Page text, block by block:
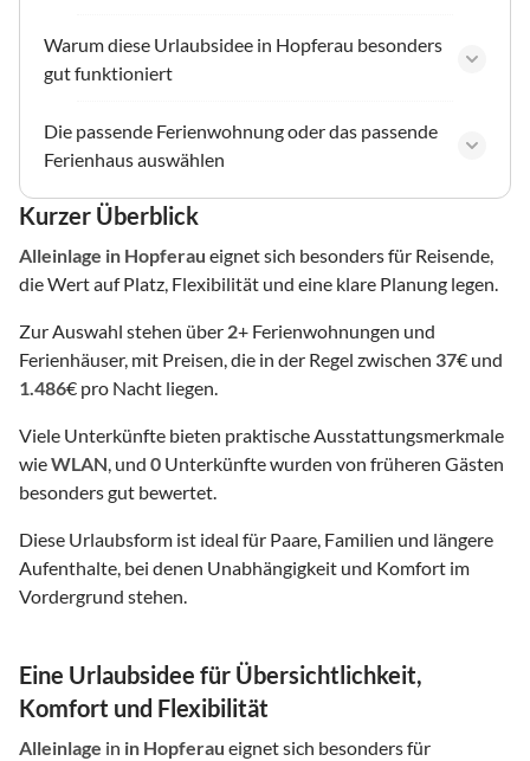
Warum diese Urlaubsidee in Hopferau besonders
gut funktioniert
Die passende Ferienwohnung oder das passende
Ferienhaus auswählen
Kurzer Überblick
Alleinlage in Hopferau eignet sich besonders für Reisende,
die Wert auf Platz, Flexibilität und eine klare Planung legen.
Zur Auswahl stehen über 2+ Ferienwohnungen und
Ferienhäuser, mit Preisen, die in der Regel zwischen 37€ und
1.486€ pro Nacht liegen.
Viele Unterkünfte bieten praktische Ausstattungsmerkmale
wieWLAN, und 0 Unterkünfte wurden von früheren Gästen
besonders gut bewertet.
Diese Urlaubsform ist ideal für Paare, Familien und längere
Aufenthalte, bei denen Unabhängigkeit und Komfort im
Vordergrund stehen.
Eine Urlaubsidee für Übersichtlichkeit,
Komfort und Flexibilität
Alleinlage in in Hopferau eignet sich besonders für